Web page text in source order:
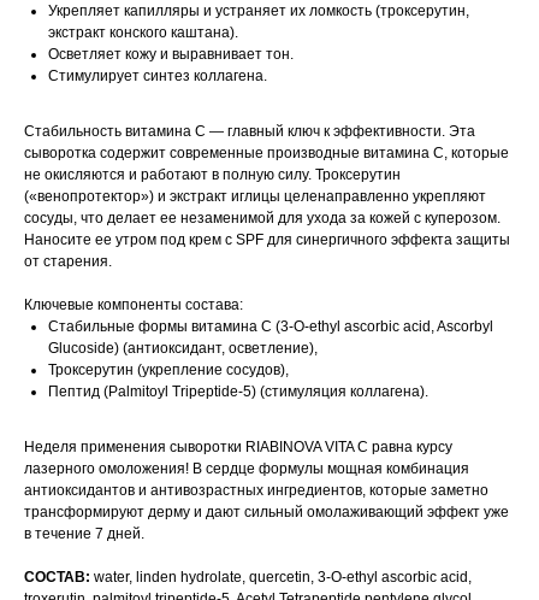
Укрепляет капилляры и устраняет их ломкость (троксерутин,
экстракт конского каштана).
Осветляет кожу и выравнивает тон.
Стимулирует синтез коллагена.
Стабильность витамина С — главный ключ к эффективности. Эта
сыворотка содержит современные производные витамина С, которые
не окисляются и работают в полную силу. Троксерутин
(«венопротектор») и экстракт иглицы целенаправленно укрепляют
сосуды, что делает ее незаменимой для ухода за кожей с куперозом.
Наносите ее утром под крем с SPF для синергичного эффекта защиты
от старения.
Ключевые компоненты состава:
Стабильные формы витамина С (3-O-ethyl ascorbic acid, Ascorbyl
Glucoside) (антиоксидант, осветление),
Троксерутин (укрепление сосудов),
Пептид (Palmitoyl Tripeptide-5) (стимуляция коллагена).
Неделя применения сыворотки RIABINOVA VITA C равна курсу
лазерного омоложения! В сердце формулы мощная комбинация
антиоксидантов и антивозрастных ингредиентов, которые заметно
трансформируют дерму и дают сильный омолаживающий эффект уже
в течение 7 дней.
СОСТАВ: water, linden hydrolate, quercetin, 3-O-ethyl ascorbic acid,